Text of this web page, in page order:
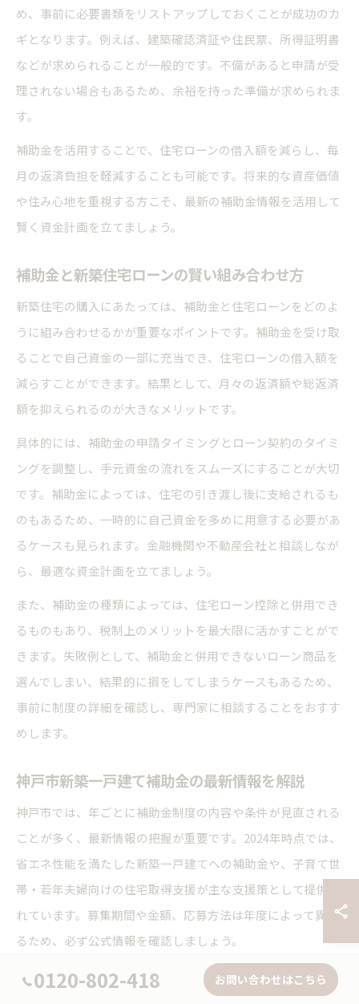
め、事前に必要書類をリストアップしておくことが成功のカ
ギとなります。例えば、建築確認済証や住民票、所得証明書
などが求められることが一般的です。不備があると申請が受
理されない場合もあるため、余裕を持った準備が求められま
す。
補助金を活用することで、住宅ローンの借入額を減らし、毎
月の返済負担を軽減することも可能です。将来的な資産価値
や住み心地を重視する方こそ、最新の補助金情報を活用して
賢く資金計画を立てましょう。
補助金と新築住宅ローンの賢い組み合わせ方
新築住宅の購入にあたっては、補助金と住宅ローンをどのよ
うに組み合わせるかが重要なポイントです。補助金を受け取
ることで自己資金の一部に充当でき、住宅ローンの借入額を
減らすことができます。結果として、月々の返済額や総返済
額を抑えられるのが大きなメリットです。
具体的には、補助金の申請タイミングとローン契約のタイミ
ングを調整し、手元資金の流れをスムーズにすることが大切
です。補助金によっては、住宅の引き渡し後に支給されるも
のもあるため、一時的に自己資金を多めに用意する必要があ
るケースも見られます。金融機関や不動産会社と相談しなが
ら、最適な資金計画を立てましょう。
また、補助金の種類によっては、住宅ローン控除と併用でき
るものもあり、税制上のメリットを最大限に活かすことがで
きます。失敗例として、補助金と併用できないローン商品を
選んでしまい、結果的に損をしてしまうケースもあるため、
事前に制度の詳細を確認し、専門家に相談することをおすす
めします。
神戸市新築一戸建て補助金の最新情報を解説
神戸市では、年ごとに補助金制度の内容や条件が見直される
ことが多く、最新情報の把握が重要です。2024年時点では、
省エネ性能を満たした新築一戸建てへの補助金や、子育て世
帯・若年夫婦向けの住宅取得支援が主な支援策として提供さ
れています。募集期間や金額、応募方法は年度によって異な
るため、必ず公式情報を確認しましょう。
また、新築一戸建て向けの補助金は、予算枠が限られている
ことが多く、応募が殺到する傾向にあります。これまでの事
0120-802-418 お問い合わせはこちら